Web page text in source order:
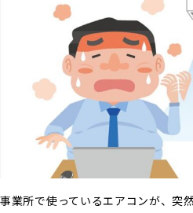
事業所で使っているエアコンが、突